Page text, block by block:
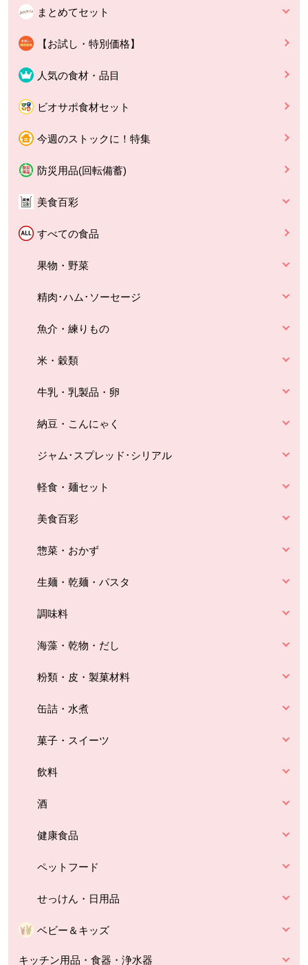
まとめてセット
【お試し・特別価格】
人気の食材・品目
ビオサポ食材セット
今週のストックに！特集
防災用品(回転備蓄)
美食百彩
すべての食品
果物・野菜
精肉･ハム･ソーセージ
魚介・練りもの
米・穀類
牛乳・乳製品・卵
納豆・こんにゃく
ジャム･スプレッド･シリアル
軽食・麺セット
美食百彩
惣菜・おかず
生麺・乾麺・パスタ
調味料
海藻・乾物・だし
粉類・皮・製菓材料
缶詰・水煮
菓子・スイーツ
飲料
酒
健康食品
ペットフード
せっけん・日用品
ベビー＆キッズ
キッチン用品・食器・浄水器